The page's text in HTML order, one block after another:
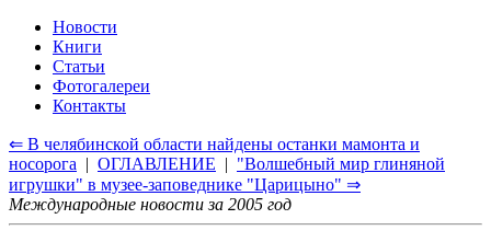
Новости
Книги
Статьи
Фотогалереи
Контакты
⇐ В челябинской области найдены останки мамонта и
носорога | ОГЛАВЛЕНИЕ | "Волшебный мир глиняной
игрушки" в музее-заповеднике "Царицыно" ⇒
Международные новости за 2005 год